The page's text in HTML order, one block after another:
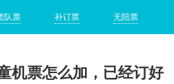
队票 补订票 无陪票
机票怎么加，已经订好